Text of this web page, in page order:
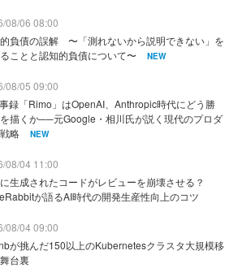
08/06 08:00
負債の誤解 〜「測れないから説明できない」を
ことと認知的負債について〜
NEW
08/05 09:00
録「Rimo」はOpenAI、Anthropic時代にどう勝
描くか──元Google・相川氏が説く現代のプロダ
略
NEW
08/04 11:00
生成されたコードがレビューを崩壊させる？
が語るAI時代の開発生産性向上のコツ
08/04 09:00
が挑んだ150以上のKubernetesクラスタ大規模移
台裏